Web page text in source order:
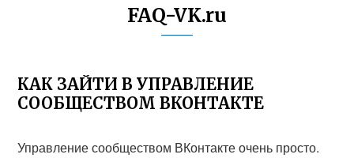
FAQ-VK.ru
КАК ЗАЙТИ В УПРАВЛЕНИЕ
СООБЩЕСТВОМ ВКОНТАКТЕ
Управление сообществом ВКонтакте очень просто.